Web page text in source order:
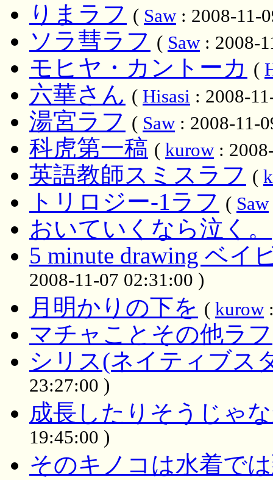
りまラフ ( Saw: 2008-11-
ソラ彗ラフ ( Saw: 2008-
モヒヤ・カントーカ (
六華さん ( Hisasi : 2008-
湯宮ラフ ( Saw: 2008-11-
科虎第一稿 ( kurow:
英語教師スミスラフ (
トリロジー-1ラフ ( Saw
おいていくなら泣く。
5 minute drawing ベイ
2008-11-07 02:31:00 )
月明かりの下を ( kurow:
マチャことその他ラフ
シリス(ネイティブス
23:27:00 )
成長したりそうじゃ
19:45:00 )
そのキノコは水着で